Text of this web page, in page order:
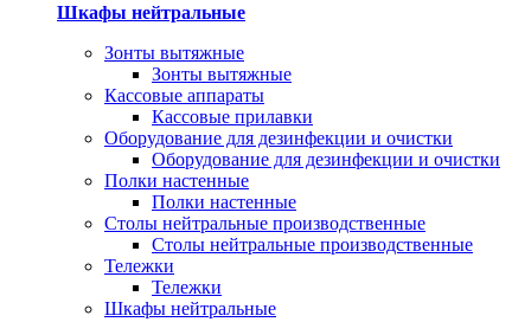
Шкафы нейтральные
Зонты вытяжные
Зонты вытяжные
Кассовые аппараты
Кассовые прилавки
Оборудование для дезинфекции и очистки
Оборудование для дезинфекции и очистки
Полки настенные
Полки настенные
Столы нейтральные производственные
Столы нейтральные производственные
Тележки
Тележки
Шкафы нейтральные